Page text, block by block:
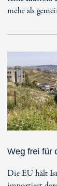
mehr als
Weg frei für
Die EU hält